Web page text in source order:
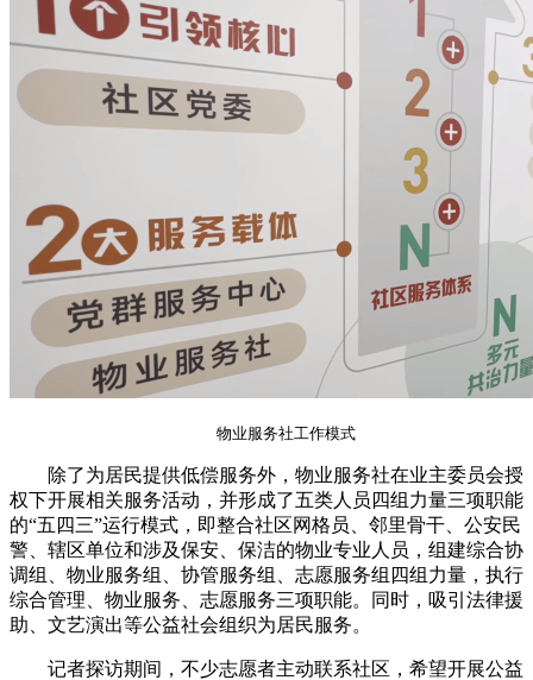
物业服务社工作模式
除了为居民提供低偿服务外，物业服务社在业主委员会授
权下开展相关服务活动，并形成了五类人员四组力量三项职能
的“五四三”运行模式，即整合社区网格员、邻里骨干、公安民
警、辖区单位和涉及保安、保洁的物业专业人员，组建综合协
调组、物业服务组、协管服务组、志愿服务组四组力量，执行
综合管理、物业服务、志愿服务三项职能。同时，吸引法律援
助、文艺演出等公益社会组织为居民服务。
记者探访期间，不少志愿者主动联系社区，希望开展公益